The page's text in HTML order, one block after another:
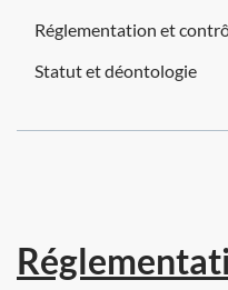
Réglementation et
Statut et déontologie